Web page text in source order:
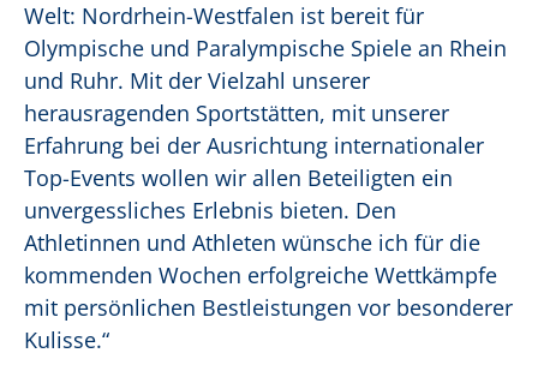
Welt: Nordrhein-Westfalen ist bereit für
Olympische und Paralympische Spiele an Rhein
und Ruhr. Mit der Vielzahl unserer
herausragenden Sportstätten, mit unserer
Erfahrung bei der Ausrichtung internationaler
Top-Events wollen wir allen Beteiligten ein
unvergessliches Erlebnis bieten. Den
Athletinnen und Athleten wünsche ich für die
kommenden Wochen erfolgreiche Wettkämpfe
mit persönlichen Bestleistungen vor besonderer
Kulisse.“